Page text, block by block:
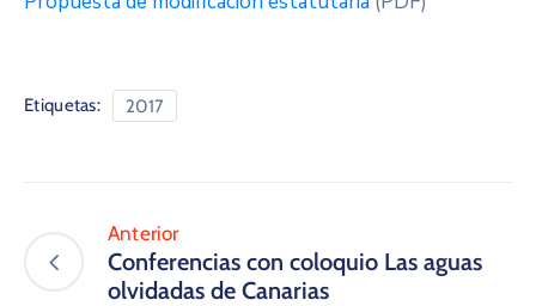
Etiquetas: 2017
Anterior
Conferencias con coloquio Las aguas
olvidadas de Canarias